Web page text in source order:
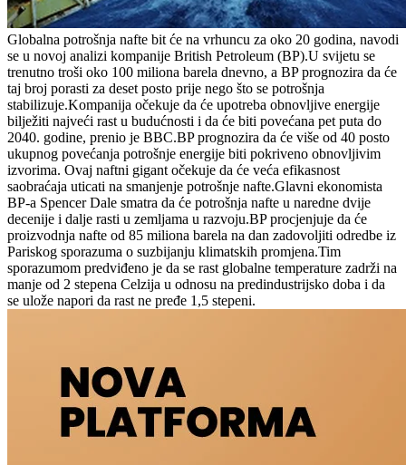
Globalna potrošnja nafte bit će na vrhuncu za oko 20 godina, navodi
se u novoj analizi kompanije British Petroleum (BP).U svijetu se
trenutno troši oko 100 miliona barela dnevno, a BP prognozira da će
taj broj porasti za deset posto prije nego što se potrošnja
stabilizuje.Kompanija očekuje da će upotreba obnovljive energije
bilježiti najveći rast u budućnosti i da će biti povećana pet puta do
2040. godine, prenio je BBC.BP prognozira da će više od 40 posto
ukupnog povećanja potrošnje energije biti pokriveno obnovljivim
izvorima. Ovaj naftni gigant očekuje da će veća efikasnost
saobraćaja uticati na smanjenje potrošnje nafte.Glavni ekonomista
BP-a Spencer Dale smatra da će potrošnja nafte u naredne dvije
decenije i dalje rasti u zemljama u razvoju.BP procjenjuje da će
proizvodnja nafte od 85 miliona barela na dan zadovoljiti odredbe iz
Pariskog sporazuma o suzbijanju klimatskih promjena.Tim
sporazumom predviđeno je da se rast globalne temperature zadrži na
manje od 2 stepena Celzija u odnosu na predindustrijsko doba i da
se ulože napori da rast ne pređe 1,5 stepeni.